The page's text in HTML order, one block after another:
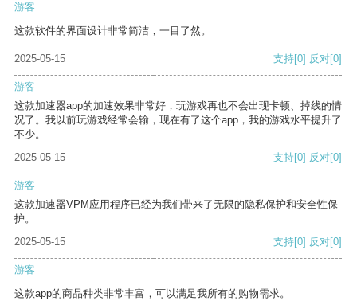
游客
这款软件的界面设计非常简洁，一目了然。
2025-05-15 支持[0] 反对[0]
游客
这款加速器app的加速效果非常好，玩游戏再也不会出现卡顿、掉线的情
况了。我以前玩游戏经常会输，现在有了这个app，我的游戏水平提升了
不少。
2025-05-15
支持[0] 反对[0]
游客
这款加速器VPM应用程序已经为我们带来了无限的隐私保护和安全性保
护。
2025-05-15
支持[0] 反对[0]
游客
这款app的商品种类非常丰富，可以满足我所有的购物需求。